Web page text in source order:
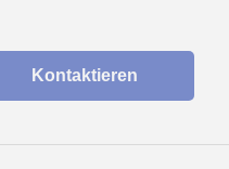
Kontaktieren